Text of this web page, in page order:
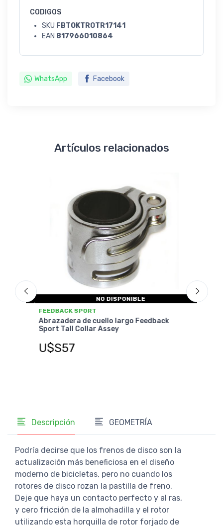
CODIGOS
SKU FBTOKTROTR17141
EAN 817966010864
WhatsApp Facebook
Artículos relacionados
NO DISPONIBLE
FEEDBACK SPORT
Abrazadera de cuello largo Feedback
Sport Tall Collar Assey
U$S57
Descripción GEOMETRÍA
Podría decirse que los frenos de disco son la
actualización más beneficiosa en el diseño
moderno de bicicletas, pero no cuando los
rotores de disco rozan la pastilla de freno.
Deje que haya un contacto perfecto y al ras,
y cero fricción de la almohadilla y el rotor
utilizando esta horquilla de rotor forjado de